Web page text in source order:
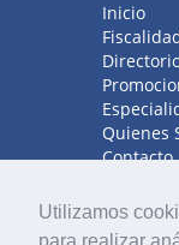
Utilizamos
Inicio
Quienes
Contacto